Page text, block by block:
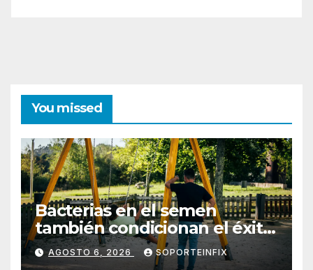
You missed
Bacterias en el semen
también condicionan el éxito
del embarazo: estudio
cambia el foco al microbioma
AGOSTO 6, 2026 SOPORTEINFIX